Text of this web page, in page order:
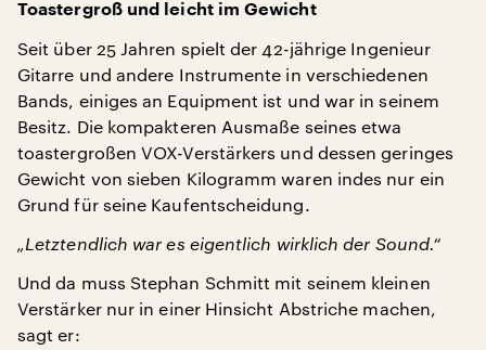
Toastergroß und leicht im Gewicht
Seit über 25 Jahren spielt der 42-jährige Ingenieur
Gitarre und andere Instrumente in verschiedenen
Bands, einiges an Equipment ist und war in seinem
Besitz. Die kompakteren Ausmaße seines etwa
toastergroßen VOX-Verstärkers und dessen geringes
Gewicht von sieben Kilogramm waren indes nur ein
Grund für seine Kaufentscheidung.
„Letztendlich war es eigentlich wirklich der Sound.“
Und da muss Stephan Schmitt mit seinem kleinen
Verstärker nur in einer Hinsicht Abstriche machen,
sagt er: